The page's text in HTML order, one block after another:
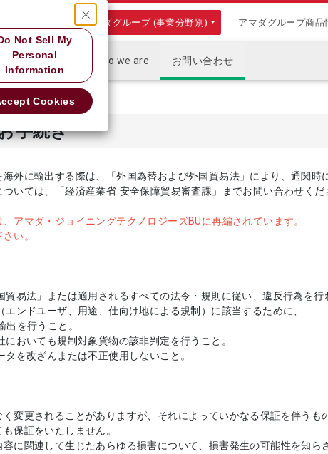
アマダグループ (事業分野別) アマダグループ商品
商品情報 Who we are お問い合わせ
手続き
外に輸出する際は、「外国為替および外国貿易法」により、通関時
いては、「経済産業省 安全保障貿易審査課」までお問い合わせくだ
アマダ・ジョイニングテクノロジーズBUに再編されています。
い。
易法」または適用されるすべての法令・規則に従い、違反行為を行
ンドユーザ、用途、仕向け地による規制）に該当するために、
を行うこと。
おいても規制対象貨物の該非判定を行うこと。
を改ざんまたは不正使用しないこと。
変更されることがありますが、それによっていかなる保証を伴うも
保証をいたしません。
に関連して生じたあらゆる損害について、損害発生の可能性を知ら
Not Sell My
Personal
Information
Cookies